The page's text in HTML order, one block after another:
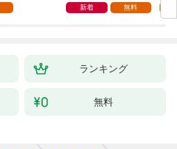
新着 無料
ランキング
無料